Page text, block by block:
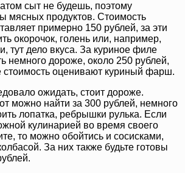
сыт не будешь, поэтому
мясных продуктов. Стоимость
примерно 150 рублей, за эти
окорочок, голень или, например,
тут дело вкуса. За куриное филе
немного дороже, около 250 рублей,
стоимость оценивают куриный фарш.
ожидать, стоит дороже.
можно найти за 300 рублей, немного
лопатка, ребрышки рулька. Если
кулинарией во время своего
то можно обойтись и сосисками,
За них также будьте готовы